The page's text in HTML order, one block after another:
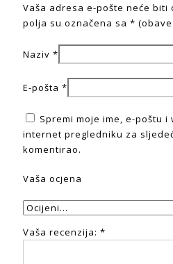
Vaša adresa e-pošte neće biti
polja su označena sa *
Naziv *
E-pošta *
Spremi moje ime, e-poštu i
internet pregledniku za
komentirao.
Vaša ocjena
Vaša recenzija: *